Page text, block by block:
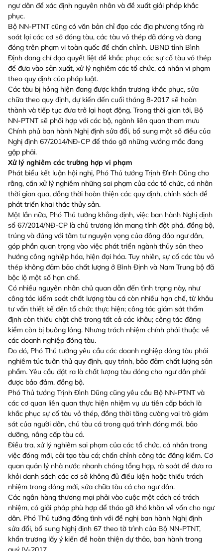
ngư dân để xác định nguyên nhân và đề xuất giải pháp khắc
phục.
Bộ NN-PTNT cũng có văn bản chỉ đạo các địa phương tổng rà
soát lại các cơ sở đóng tàu, các tàu vỏ thép đã đóng và đang
đóng trên phạm vi toàn quốc để chấn chỉnh. UBND tỉnh Bình
Định đang chỉ đạo quyết liệt để khắc phục các sự cố tàu vỏ thép
để đưa vào sản xuất, xử lý nghiêm các tổ chức, cá nhân vi phạm
theo quy định của pháp luật.
Các tàu bị hỏng hiện đang được khẩn trương khắc phục, sửa
chữa theo quy định, dự kiến đến cuối tháng 8-2017 sẽ hoàn
thành và tiếp tục đưa trở lại hoạt động. Trong thời gian tới, Bộ
NN-PTNT sẽ phối hợp với các bộ, ngành liên quan tham mưu
Chính phủ ban hành Nghị định sửa đổi, bổ sung một số điều của
Nghị định 67/2014/NĐ-CP để tháo gỡ những vướng mắc đang
gặp phải.
Xử lý nghiêm các trường hợp vi phạm
Phát biểu kết luận hội nghị, Phó Thủ tướng Trịnh Đình Dũng cho
rằng, cần xử lý nghiêm những sai phạm của các tổ chức, cá nhân
thời gian qua, đồng thời hoàn thiện các quy định, chính sách để
phát triển khai thác thủy sản.
Một lần nữa, Phó Thủ tướng khẳng định, việc ban hành Nghị định
số 67/2014/NĐ-CP là chủ trương lớn mang tính đột phá, đồng bộ,
trúng và đúng với tâm tư nguyện vọng của đông đảo ngư dân,
góp phần quan trọng vào việc phát triển ngành thủy sản theo
hướng công nghiệp hóa, hiện đại hóa. Tuy nhiên, sự cố các tàu vỏ
thép không đảm bảo chất lượng ở Bình Định và Nam Trung bộ đã
bộc lộ một số hạn chế.
Có nhiều nguyên nhân chủ quan dẫn đến tình trạng này, như
công tác kiểm soát chất lượng tàu cá còn nhiều hạn chế, từ khâu
tư vấn thiết kế đến tổ chức thực hiện; công tác giám sát thẩm
định còn thiếu chặt chẽ trong tất cả các khâu; công tác đăng
kiểm còn bị buông lỏng. Nhưng trách nhiệm chính phải thuộc về
các doanh nghiệp đóng tàu.
Do đó, Phó Thủ tướng yêu cầu các doanh nghiệp đóng tàu phải
nghiêm túc tuân thủ quy định, quy trình, bảo đảm chất lượng sản
phẩm. Yêu cầu đặt ra là chất lượng tàu đóng cho ngư dân phải
được bảo đảm, đồng bộ.
Phó Thủ tướng Trịnh Đình Dũng cũng yêu cầu Bộ NN-PTNT và
các cơ quan liên quan thực hiện nhiệm vụ ưu tiên cấp bách là
khắc phục sự cố tàu vỏ thép, đồng thời tăng cường vai trò giám
sát của người dân, chủ tàu cá trong quá trình đóng mới, bảo
dưỡng, nâng cấp tàu cá.
Điều tra, xử lý nghiêm sai phạm của các tổ chức, cá nhân trong
việc đóng mới, cải tạo tàu cá; chấn chỉnh công tác đăng kiểm. Cơ
quan quản lý nhà nước nhanh chóng tổng hợp, rà soát để đưa ra
khỏi danh sách các cơ sở không đủ điều kiện hoặc thiếu trách
nhiệm trong đóng mới, sửa chữa tàu cá cho ngư dân.
Các ngân hàng thương mại phải vào cuộc một cách có trách
nhiệm, có giải pháp phù hợp để tháo gỡ khó khăn về vốn cho ngư
dân. Phó Thủ tướng đồng tình với đề nghị ban hành Nghị định
sửa đổi, bổ sung Nghị định 67 theo tờ trình của Bộ NN-PTNT,
khẩn trương lấy ý kiến để hoàn thiện dự thảo, ban hành trong